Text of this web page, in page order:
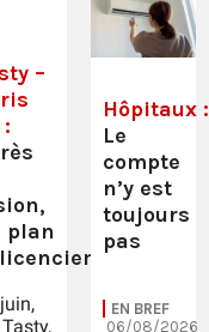
–
plan
Hôpitaux :
Le
compte
n’y est
toujours
pas
EN BREF
06/08/2026